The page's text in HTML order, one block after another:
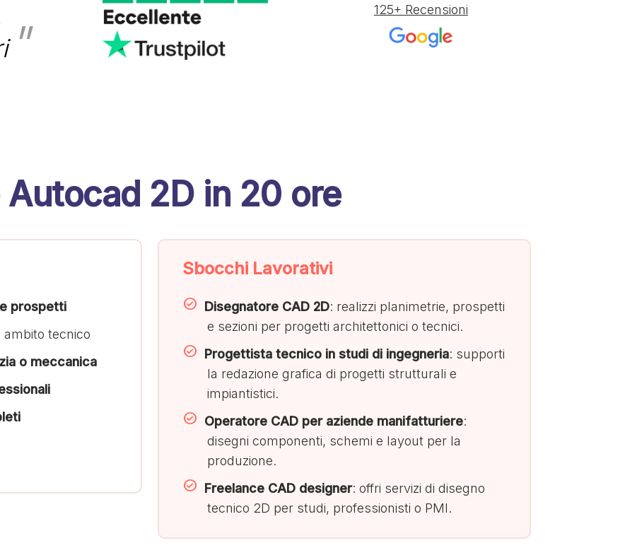
125+ Recensioni
2D in 20 ore
prospetti
ambito tecnico
o meccanica
Sbocchi Lavorativi
Disegnatore CAD 2D: realizzi planimetrie, prospetti
e sezioni per progetti architettonici o tecnici.
Progettista tecnico in studi di ingegneria: supporti
la redazione grafica di progetti strutturali e
impiantistici.
Operatore CAD per aziende manifatturiere:
disegni componenti, schemi e layout per la
produzione.
Freelance CAD designer: offri servizi di disegno
tecnico 2D per studi, professionisti o PMI.